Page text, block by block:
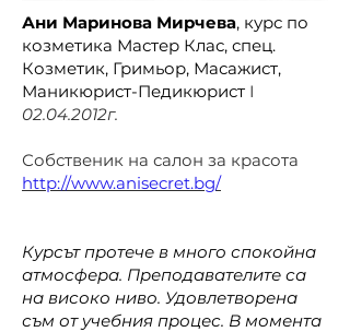
Ани Маринова Мирчева, курс по
козметика Мастер Клас, спец.
Козметик, Гримьор, Масажист,
Маникюрист-Педикюрист I
02.04.2012г.
Собственик на салон за красота
http://www.anisecret.bg/
Курсът протече в много спокойна
атмосфера. Преподавателите са
на високо ниво. Удовлетворена
съм от учебния процес. В момента